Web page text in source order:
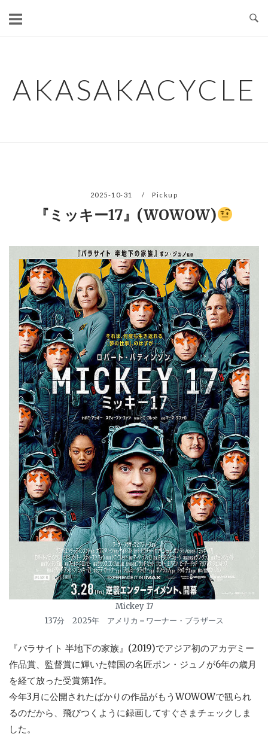
AKASAKACYCLE
2025-10-31 Pickup
『ミッキー17』(WOWOW)
Mickey 17
137分 2025年 アメリカ＝ワーナー・ブラザース
『パラサイト 半地下の家族』(2019)でアジア初のアカデミー
作品賞、監督賞に輝いた韓国の名匠ポン・ジュノが6年の歳月
を経て放った受賞第1作。
今年3月に公開されたばかりの作品がもうWOWOWで観られ
るのだから、飛びつくように録画してすぐさまチェックしま
した。